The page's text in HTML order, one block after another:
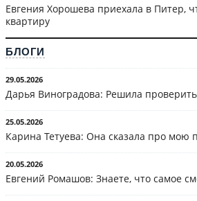
Евгения Хорошева приехала в Питер,
квартиру
БЛОГИ
29.05.2026
Дарья Виноградова: Решила
25.05.2026
Карина Тетуева: Она сказала про мою
20.05.2026
Евгений Ромашов: Знаете, что самое